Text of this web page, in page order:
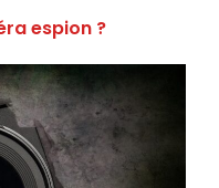
espion ?